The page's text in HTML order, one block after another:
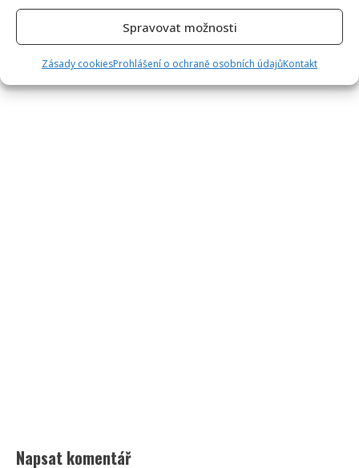
Spravovat možnosti
Zásady cookiesProhlášení o ochraně osobních údajůKontakt
Napsat komentář